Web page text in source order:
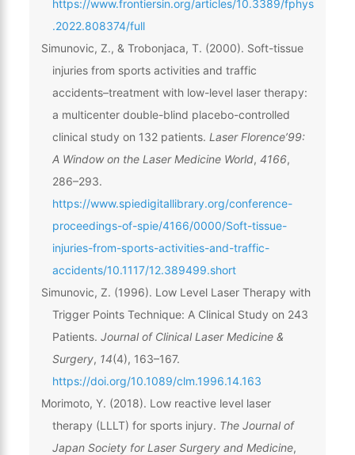
https://www.frontiersin.org/articles/10.3389/fphys
.2022.808374/full
Simunovic, Z., & Trobonjaca, T. (2000). Soft-tissue
injuries from sports activities and traffic
accidents–treatment with low-level laser therapy:
a multicenter double-blind placebo-controlled
clinical study on 132 patients. Laser Florence’99:
A Window on the Laser Medicine World, 4166,
286–293.
https://www.spiedigitallibrary.org/conference-
proceedings-of-spie/4166/0000/Soft-tissue-
injuries-from-sports-activities-and-traffic-
accidents/10.1117/12.389499.short
Simunovic, Z. (1996). Low Level Laser Therapy with
Trigger Points Technique: A Clinical Study on 243
Patients. Journal of Clinical Laser Medicine &
Surgery, 14(4), 163–167.
https://doi.org/10.1089/clm.1996.14.163
Morimoto, Y. (2018). Low reactive level laser
therapy (LLLT) for sports injury. The Journal of
Japan Society for Laser Surgery and Medicine,